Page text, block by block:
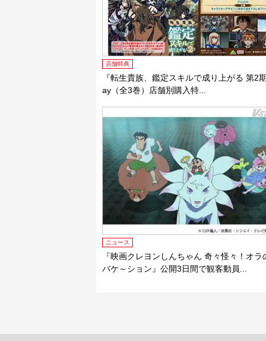
店舗特典
『転生貴族、鑑定スキルで成り上がる 第2
ay（全3巻）店舗別購入特...
ニュース
『映画クレヨンしんちゃん 奇々怪々！オラ
バケ～ション』公開3日間で観客動員...